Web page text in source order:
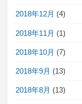
2018年12月 (4)
2018年11月 (1)
2018年10月 (7)
2018年9月 (13)
2018年8月 (13)